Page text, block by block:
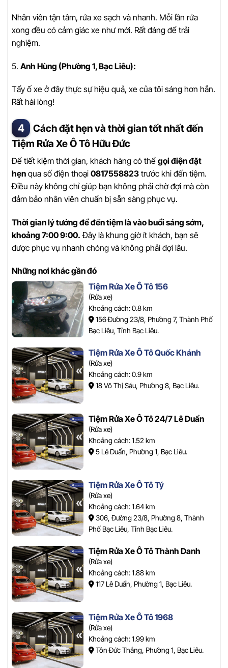
Nhân viên tận tâm, rửa xe sạch và nhanh. Mỗi lần rửa
xong đều có cảm giác xe như mới. Rất đáng để trải
nghiệm.
5. Anh Hùng (Phường 1, Bạc Liêu):
Tẩy ố xe ở đây thực sự hiệu quả, xe của tôi sáng hơn hẳn.
Rất hài lòng!
Cách đặt hẹn và thời gian tốt nhất đến
Tiệm Rửa Xe Ô Tô Hữu Đức
Để tiết kiệm thời gian, khách hàng có thể gọi điện đặt
hẹn qua số điện thoại 0817558823 trước khi đến tiệm.
Điều này không chỉ giúp bạn không phải chờ đợi mà còn
đảm bảo nhân viên chuẩn bị sẵn sàng phục vụ.
Thời gian lý tưởng để đến tiệm là vào buổi sáng sớm,
khoảng 7:00 9:00. Đây là khung giờ ít khách, bạn sẽ
được phục vụ nhanh chóng và không phải đợi lâu.
Những nơi khác gần đó
Tiệm Rửa Xe Ô Tô 156
(Rửa xe)
Khoảng cách: 0.8 km
156 Đường 23/8, Phường 7, Thành Phố
Bạc Liêu, Tỉnh Bạc Liêu.
Tiệm Rửa Xe Ô Tô Quốc Khánh
(Rửa xe)
Khoảng cách: 0.9 km
18 Võ Thị Sáu, Phường 8, Bạc Liêu.
Tiệm Rửa Xe Ô Tô 24/7 Lê Duẩn
(Rửa xe)
Khoảng cách: 1.52 km
5 Lê Duẩn, Phường 1, Bạc Liêu.
Tiệm Rửa Xe Ô Tô Tý
(Rửa xe)
Khoảng cách: 1.64 km
306, Đường 23/8, Phường 8, Thành
Phố Bạc Liêu, Tỉnh Bạc Liêu.
Tiệm Rửa Xe Ô Tô Thành Danh
(Rửa xe)
Khoảng cách: 1.88 km
117 Lê Duẩn, Phường 1, Bạc Liêu.
Tiệm Rửa Xe Ô Tô 1968
(Rửa xe)
Khoảng cách: 1.99 km
Tôn Đức Thắng, Phường 1, Bạc Liêu.